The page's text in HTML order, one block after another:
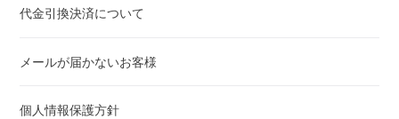
代金引換決済について
メールが届かないお客様
個人情報保護方針